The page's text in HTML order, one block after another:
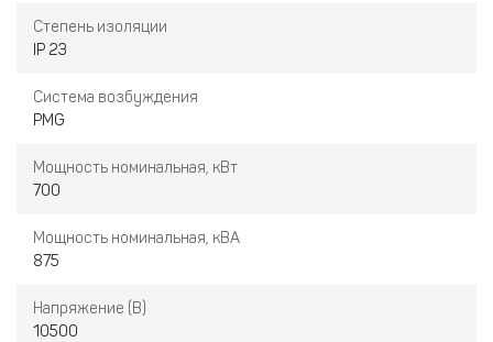
Степень изоляции
IP 23
Система возбуждения
PMG
Мощность номинальная, кВт
700
Мощность номинальная, кВА
875
Напряжение (В)
10500